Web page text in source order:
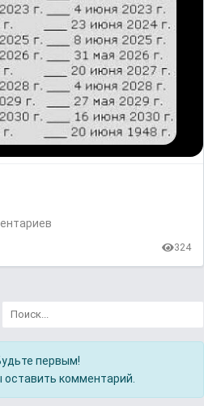
324
первым!
оставить комментарий.